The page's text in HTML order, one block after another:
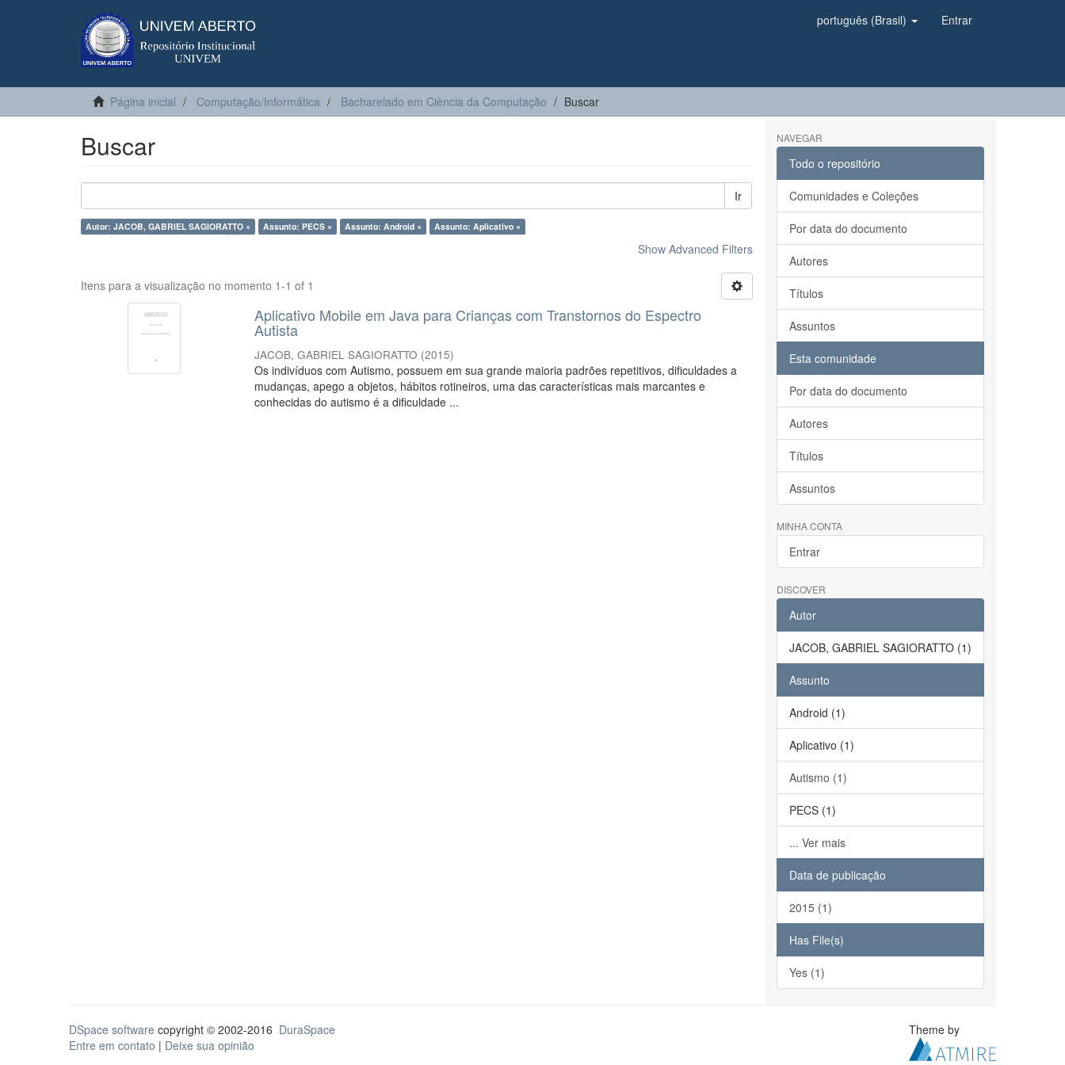
português (Brasil) Entrar
Página inicial Computação/Informática Bacharelado em Ciência da Computação Buscar
Buscar
Ir
Autor: JACOB, GABRIEL SAGIORATTO × Assunto: PECS × Assunto: Android × Assunto: Aplicativo ×
Show Advanced Filters
Itens para a visualização no momento 1-1 of 1
Aplicativo Mobile em Java para Crianças com Transtornos do Espectro
Autista
JACOB, GABRIEL SAGIORATTO (2015)
Os indivíduos com Autismo, possuem em sua grande maioria padrões repetitivos, dificuldades a
mudanças, apego a objetos, hábitos rotineiros, uma das características mais marcantes e
conhecidas do autismo é a dificuldade ...
NAVEGAR
Todo o repositório
Comunidades e Coleções
Por data do documento
Autores
Títulos
Assuntos
Esta comunidade
Por data do documento
Autores
Títulos
Assuntos
MINHA CONTA
Entrar
DISCOVER
Autor
JACOB, GABRIEL SAGIORATTO (1)
Assunto
Android (1)
Aplicativo (1)
Autismo (1)
PECS (1)
... Ver mais
Data de publicação
2015 (1)
Has File(s)
Yes (1)
DSpace software copyright © 2002-2016 DuraSpace
Entre em contato | Deixe sua opinião
Theme by